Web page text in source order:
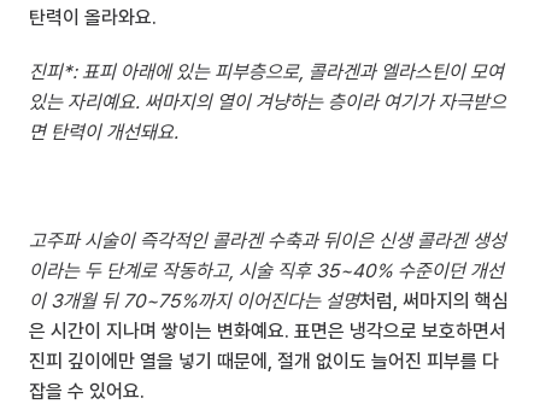
탄력이 올라와요.
진피*: 표피 아래에 있는 피부층으로, 콜라겐과 엘라스틴이 모여
있는 자리예요. 써마지의 열이 겨냥하는 층이라 여기가 자극받으
면 탄력이 개선돼요.
고주파 시술이 즉각적인 콜라겐 수축과 뒤이은 신생 콜라겐 생성
이라는 두 단계로 작동하고, 시술 직후 35~40% 수준이던 개선
이 3개월 뒤 70~75%까지 이어진다는 설명처럼, 써마지의 핵심
은 시간이 지나며 쌓이는 변화예요. 표면은 냉각으로 보호하면서
진피 깊이에만 열을 넣기 때문에, 절개 없이도 늘어진 피부를 다
잡을 수 있어요.